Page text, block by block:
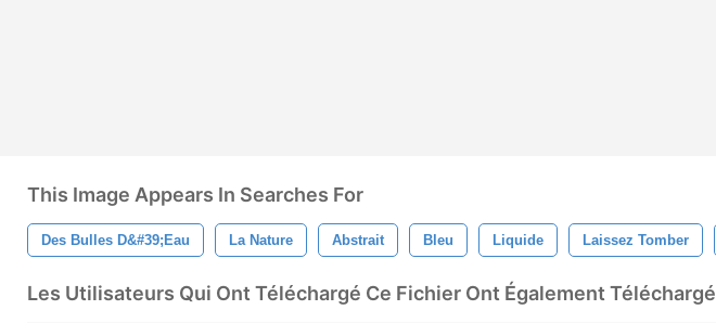
This Image Appears In Searches For
Des Bulles D&#39;eau La Nature Abstrait Bleu Liquide Laissez Tomber
Les Utilisateurs Qui Ont Téléchargé Ce Fichier Ont Également Téléchargé